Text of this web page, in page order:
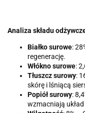
Analiza składu
Białko surowe:
regenerację.
Włókno surowe:
Tłuszcz surowy:
skórę i lśniącą
Popiół surowy:
wzmacniają